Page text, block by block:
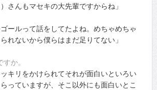
さんもマセキの大先輩ですからね」
ールって話をしてたよね。めちゃめちゃ
れないから僕らはまだ足りてない」
か。
キリをかけられてそれが面白いといろい
っていますが、そこ以外にも面白いとこ